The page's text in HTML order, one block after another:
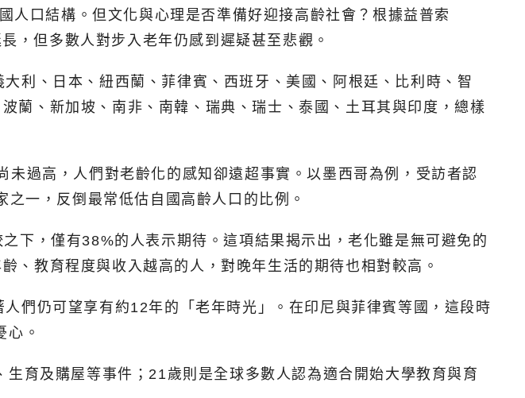
口結構。但文化與心理是否準備好迎接高齡社會？根據益普索
，但多數人對步入老年仍感到遲疑甚至悲觀。
利、日本、紐西蘭、菲律賓、西班牙、美國、阿根廷、比利時、智
蘭、新加坡、南非、南韓、瑞典、瑞士、泰國、土耳其與印度，總樣
過高，人們對老齡化的感知卻遠超事實。以墨西哥為例，受訪者認
一，反倒最常低估自國高齡人口的比例。
下，僅有38%的人表示期待。這項結果揭示出，老化雖是無可避免的
、教育程度與收入越高的人，對晚年生活的期待也相對較高。
們仍可望享有約12年的「老年時光」。在印尼與菲律賓等國，這段時
心。
育及購屋等事件；21歲則是全球多數人認為適合開始大學教育與育